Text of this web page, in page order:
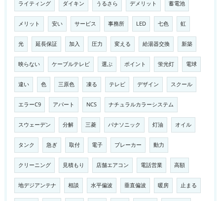
ライティング ダイキン うるさら デメリット 蓄電池
メリット 安い サービス 事務所 LED 七色 虹
光 延長保証 加入 圧力 変える 給湯器交換 新築
映らない ケーブルテレビ 選ぶ ポイント 蛍光灯 電球
違い 色 三原色 凍る テレビ デザイン スクール
エラーC9 アパート NCS ナチュラルカラーシステム
スウェーデン 分解 三菱 パナソニック 灯油 オイル
タンク 急ぎ 取付 電子 ブレーカー 動力
クリーニング 見積もり 店舗エアコン 電話営業 高額
地デジアンテナ 相談 水平偏波 垂直偏波 暖房 止まる